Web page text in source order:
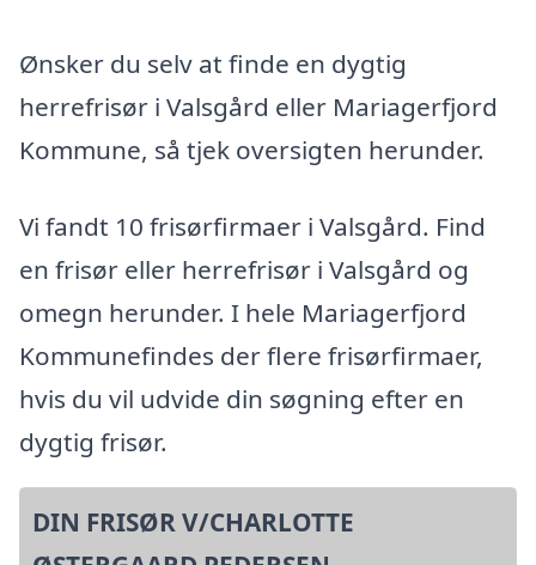
Ønsker du selv at finde en dygtig
herrefrisør i Valsgård eller Mariagerfjord
Kommune, så tjek oversigten herunder.
Vi fandt 10 frisørfirmaer i Valsgård. Find
en frisør eller herrefrisør i Valsgård og
omegn herunder. I hele Mariagerfjord
Kommunefindes der flere frisørfirmaer,
hvis du vil udvide din søgning efter en
dygtig frisør.
DIN FRISØR V/CHARLOTTE